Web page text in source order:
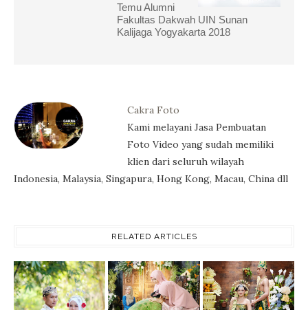
Temu Alumni
Fakultas Dakwah UIN Sunan
Kalijaga Yogyakarta 2018
Cakra Foto
Kami melayani Jasa Pembuatan
Foto Video yang sudah memiliki
klien dari seluruh wilayah
Indonesia, Malaysia, Singapura, Hong Kong, Macau, China dll
RELATED ARTICLES